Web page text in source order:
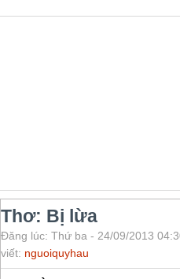
Thơ: Bị lừa
Đăng lúc: Thứ ba - 24/09/2013
viết: nguoiquyhau